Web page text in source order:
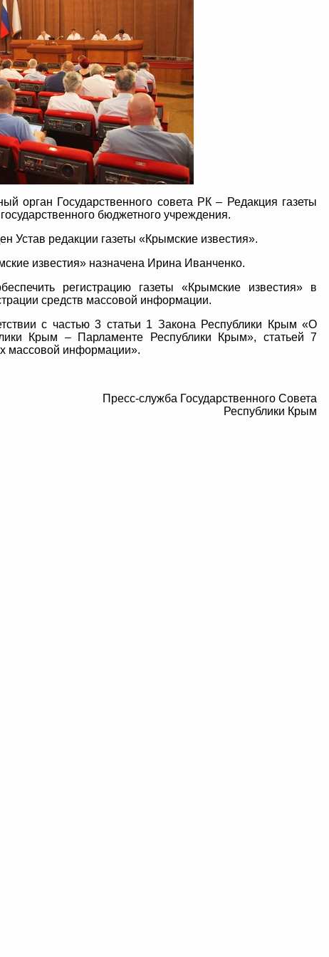
орган Государственного совета РК – Редакция газеты
бюджетного учреждения.
Устав редакции газеты «Крымские известия».
известия» назначена Ирина Иванченко.
регистрацию газеты «Крымские известия» в
средств массовой информации.
с частью 3 статьи 1 Закона Республики Крым «О
Крым – Парламенте Республики Крым», статьей 7
массовой информации».
Пресс-служба Государственного Совета
Республики Крым